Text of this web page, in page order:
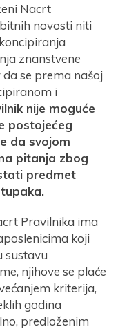
Nacrt
novosti niti
znanstvene
se prema našoj
i
nije moguće
postojećeg
da svojom
pitanja zbog
predmet
Pravilnika ima
koji
sustavu
njihove se plaće
kriterija,
godina
predloženim